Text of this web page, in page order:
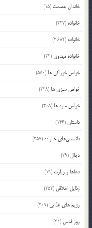
خاندان عصمت (15)
خانواده (227)
خانواده (2,682)
خانواده مهدوی (22)
خواص خوراکی ها (550)
خواص سبزی ها (228)
خواص میوه ها (308)
داستان(146)
دانستنی‌های خانواده (357)
دجال (29)
دعاها و زیارت (19)
رذایل اخلاقی (252)
رژیم های غذایی (209)
روز قدس (31)